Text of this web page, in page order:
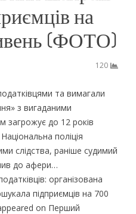
на
(ФОТО)
120
та вимагали
з вигаданими
загрожує до 12 років
поліція
слідства, раніше судимий
до афери…
організована
підприємців на 700
on Перший